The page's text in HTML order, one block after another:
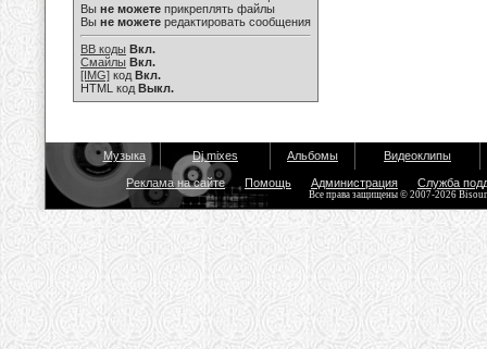
Вы не можете прикреплять файлы
Вы не можете редактировать сообщения
BB коды Вкл.
Смайлы Вкл.
[IMG] код Вкл.
HTML код Выкл.
Музыка Dj mixes Альбомы Видеоклипы
Реклама на сайте Помощь Администрация Служба
Все права защищены © 2007-2026